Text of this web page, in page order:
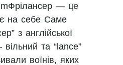
— це
на себе Саме
з англійської
вільний та “lance”
воїнів, яких